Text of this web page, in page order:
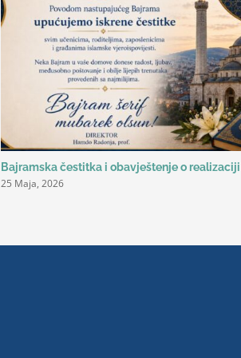
Bajramska čestitka i obavještenje o
25 Maja, 2026